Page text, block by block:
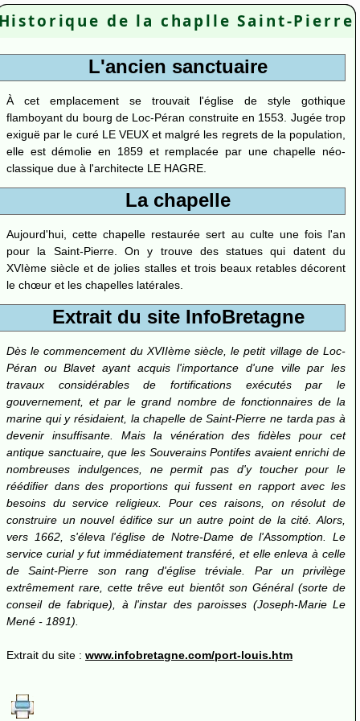
de la chaplle Saint-Pierre
L'ancien sanctuaire
À cet emplacement se trouvait l'église de style gothique
flamboyant du bourg de Loc-Péran construite en 1553. Jugée trop
exiguë par le curé LE VEUX et malgré les regrets de la population,
elle est démolie en 1859 et remplacée par une chapelle néo-
classique due à l'architecte LE HAGRE.
La chapelle
Aujourd'hui, cette chapelle restaurée sert au culte une fois l'an
pour la Saint-Pierre. On y trouve des statues qui datent du
XVIème siècle et de jolies stalles et trois beaux retables décorent
le chœur et les chapelles latérales.
Extrait du site InfoBretagne
Dès le commencement du XVIIème siècle, le petit village de Loc-
Péran ou Blavet ayant acquis l'importance d'une ville par les
travaux considérables de fortifications exécutés par le
gouvernement, et par le grand nombre de fonctionnaires de la
marine qui y résidaient, la chapelle de Saint-Pierre ne tarda pas à
devenir insuffisante. Mais la vénération des fidèles pour cet
antique sanctuaire, que les Souverains Pontifes avaient enrichi de
nombreuses indulgences, ne permit pas d'y toucher pour le
réédifier dans des proportions qui fussent en rapport avec les
besoins du service religieux. Pour ces raisons, on résolut de
construire un nouvel édifice sur un autre point de la cité. Alors,
vers 1662, s'éleva l'église de Notre-Dame de l'Assomption. Le
service curial y fut immédiatement transféré, et elle enleva à celle
de Saint-Pierre son rang d'église tréviale. Par un privilège
extrêmement rare, cette trêve eut bientôt son Général (sorte de
conseil de fabrique), à l'instar des paroisses (Joseph-Marie Le
Mené - 1891).
Extrait du site : www.infobretagne.com/port-louis.htm